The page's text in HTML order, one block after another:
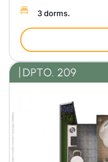
3 dorms.